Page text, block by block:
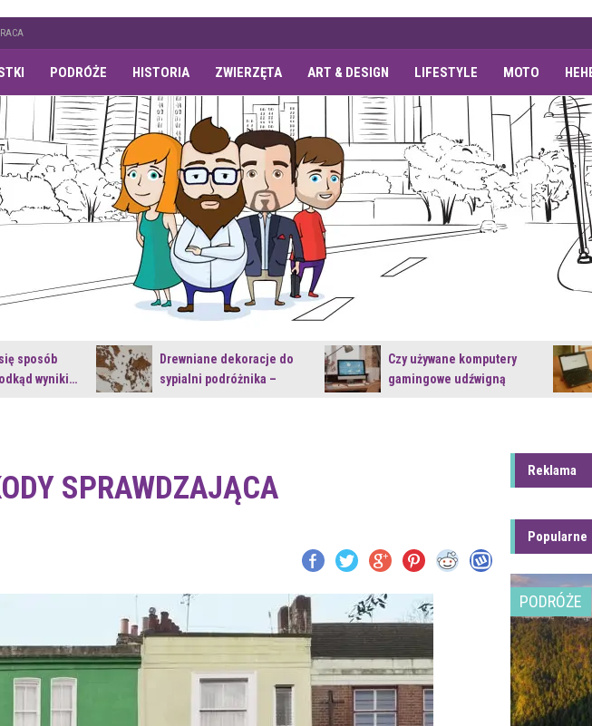
PODRÓŻE HISTORIA ZWIERZĘTA ART & DESIGN LIFESTYLE MOTO
sposób
wyniki…
Drewniane dekoracje do
sypialni podróżnika –
Czy używane komputery
gamingowe udźwigną
SPRAWDZAJĄCA
Reklama
Popularne
PODRÓŻE